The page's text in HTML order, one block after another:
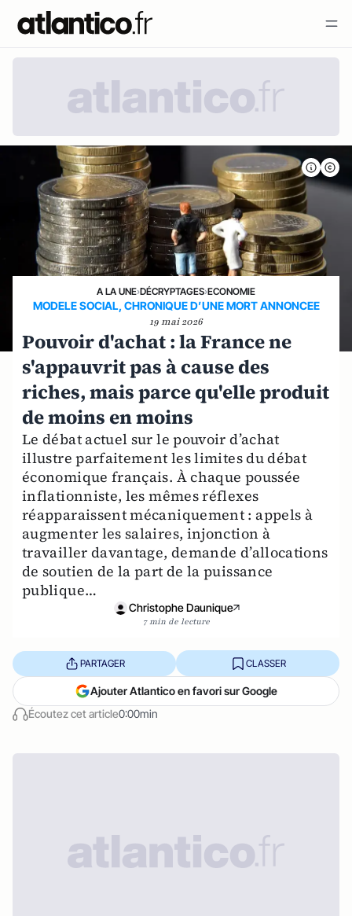
A LA UNE›DÉCRYPTAGES›ECONOMIE
MODELE SOCIAL, CHRONIQUE D’UNE MORT ANNONCEE
19 mai 2026
Pouvoir d'achat : la France ne
s'appauvrit pas à cause des
riches, mais parce qu'elle produit
de moins en moins
Le débat actuel sur le pouvoir d’achat
illustre parfaitement les limites du débat
économique français. À chaque poussée
inflationniste, les mêmes réflexes
réapparaissent mécaniquement : appels à
augmenter les salaires, injonction à
travailler davantage, demande d’allocations
de soutien de la part de la puissance
publique…
Christophe Daunique
7 min de lecture
Écoutez cet article0:00min
PARTAGER CLASSER
Ajouter Atlantico en favori sur Google